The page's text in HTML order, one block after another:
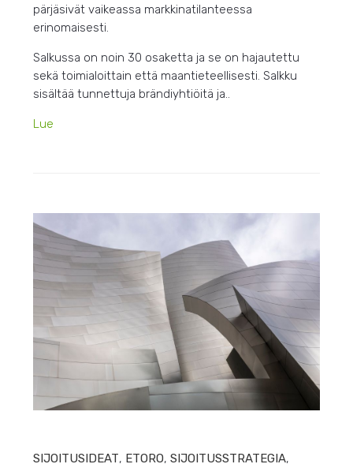
pärjäsivät vaikeassa markkinatilanteessa
erinomaisesti.
Salkussa on noin 30 osaketta ja se on hajautettu
sekä toimialoittain että maantieteellisesti. Salkku
sisältää tunnettuja brändiyhtiöitä ja..
Lue
SIJOITUSIDEAT, ETORO,SIJOITUSSTRATEGIA,